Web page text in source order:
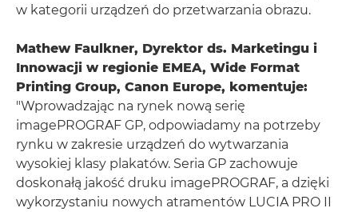
w kategorii urządzeń do przetwarzania obrazu.
Mathew Faulkner, Dyrektor ds. Marketingu i
Innowacji w regionie EMEA, Wide Format
Printing Group, Canon Europe, komentuje:
"Wprowadzając na rynek nową serię
imagePROGRAF GP, odpowiadamy na potrzeby
rynku w zakresie urządzeń do wytwarzania
wysokiej klasy plakatów. Seria GP zachowuje
doskonałą jakość druku imagePROGRAF, a dzięki
wykorzystaniu nowych atramentów LUCIA PRO II